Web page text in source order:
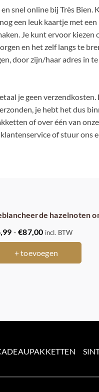
snel online bij Très Bien.
een leuk kaartje met
Je kunt ervoor kiezen
en het zelf langs te
door zijn/haar adres in
je geen verzendkosten.
je hebt het dus
of over één van
of stuur ons
hazelnoten
- €87,00Prijsklasse:
€6,99
tot
incl. BTW
+ toevoegen